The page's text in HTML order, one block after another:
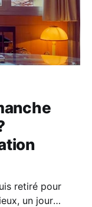
retiré pour
un jour